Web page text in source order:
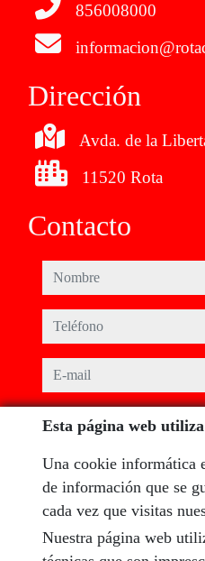
856008000
Dirección
Avda. de la
11520 Rota
Contacto
nombre
teléfono
e-mail
privacidad
mensaje
Esta página web
Una cookie informática
de información que se
cada vez que visitas
Nuestra página web